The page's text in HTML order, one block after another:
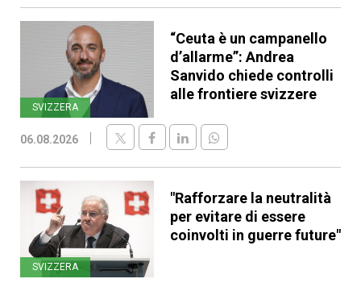
SVIZZERA
“Ceuta è un campanello
d’allarme”: Andrea
Sanvido chiede controlli
alle frontiere svizzere
06.08.2026
SVIZZERA
"Rafforzare la neutralità
per evitare di essere
coinvolti in guerre future"